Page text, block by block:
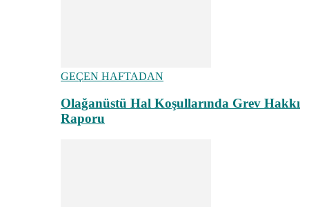
GEÇEN HAFTADAN
Olağanüstü Hal Koşullarında Grev Hakkı
Raporu